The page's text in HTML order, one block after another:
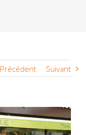
Précédent Suivant